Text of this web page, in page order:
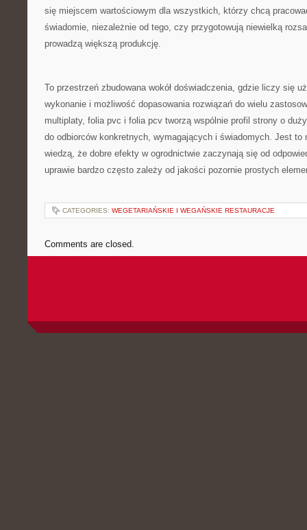
się miejscem wartościowym dla wszystkich, którzy chcą
świadomie, niezależnie od tego, czy przygotowują niewielką
prowadzą większą produkcję.
To przestrzeń zbudowana wokół doświadczenia, gdzie liczy się
wykonanie i możliwość dopasowania rozwiązań do wielu
multiplaty, folia pvc i folia pcv tworzą wspólnie profil strony o
do odbiorców konkretnych, wymagających i świadomych. Jest
wiedzą, że dobre efekty w ogrodnictwie zaczynają się od
uprawie bardzo często zależy od jakości pozornie prostych
CATEGORIES: WEGETARIAŃSKIE I WEGAŃSKIE RESTAURACJE
Comments are closed.